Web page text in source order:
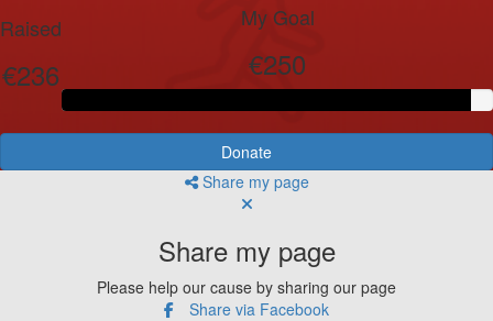
Raised
€236
My Goal
€250
Donate
Share my page
Share my page
Please help our cause by sharing our page
Share via Facebook